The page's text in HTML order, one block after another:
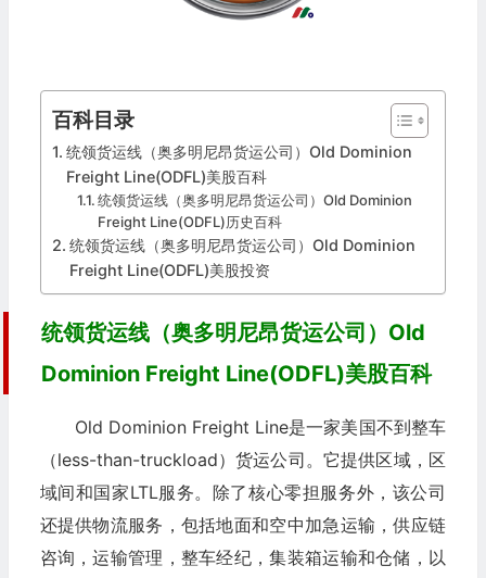
百科目录
统领货运线（奥多明尼昂货运公司）Old Dominion
Freight Line(ODFL)美股百科
统领货运线（奥多明尼昂货运公司）Old Dominion
Freight Line(ODFL)历史百科
统领货运线（奥多明尼昂货运公司）Old Dominion
Freight Line(ODFL)美股投资
统领货运线（奥多明尼昂货运公司）Old
Dominion Freight Line(ODFL)美股百科
Old Dominion Freight Line是一家美国不到整车
（less-than-truckload）货运公司。它提供区域，区
域间和国家LTL服务。除了核心零担服务外，该公司
还提供物流服务，包括地面和空中加急运输，供应链
咨询，运输管理，整车经纪，集装箱运输和仓储，以